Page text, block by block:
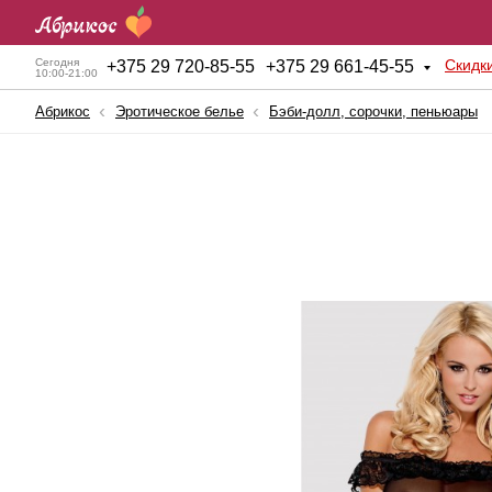
Сегодня
10:00-21:00
+375 29 720-85-55 +375 29 661-45-55
Насадки и Кольца
Фаллопротезы
Фаллоимитаторы
Абрикос Эротическое белье Бэби-долл, сорочки, пеньюары